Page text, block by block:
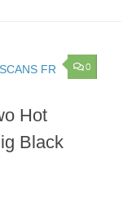
0
SCANS FR
Hot
Black